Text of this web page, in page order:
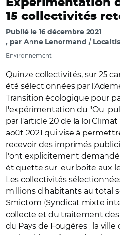
Expérimentation
15 collectivités
Publié le 16 décembre 2021
par Anne Lenormand / Localtis
Environnement
Quinze collectivités, sur 25
été sélectionnées par
Transition écologique pour
l'expérimentation du "Oui
par l'article 20 de la loi
août 2021 qui vise à
recevoir des imprimés
l'ont explicitement
étiquette sur leur boîte aux
Les collectivités
millions d'habitants au total
Smictom (Syndicat mixte
collecte et du traitement
du Pays de Fougères ; la ville